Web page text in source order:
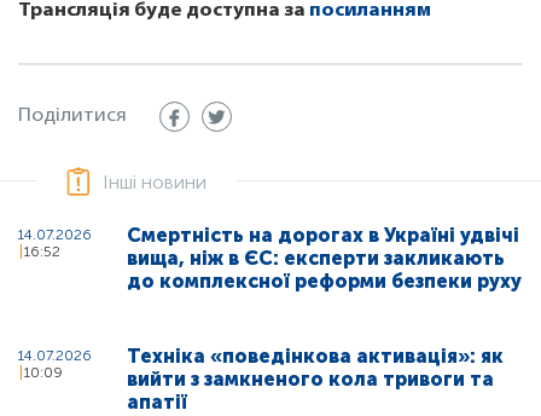
Трансляція буде доступна за посиланням
Поділитися
Інші новини
14.07.2026
16:52
Смертність на дорогах в Україні удвічі
вища, ніж в ЄС: експерти закликають
до комплексної реформи безпеки руху
14.07.2026
10:09
Техніка «поведінкова активація»: як
вийти з замкненого кола тривоги та
апатії